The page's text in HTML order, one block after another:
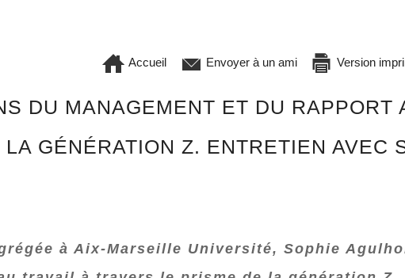
Accueil Envoyer à un ami Version
DU MANAGEMENT ET DU RAPPORT
GÉNÉRATION Z. ENTRETIEN AVEC
à Aix-Marseille Université, Sophie